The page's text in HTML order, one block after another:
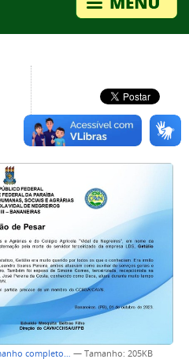
completo… — Tamanho: 205KB